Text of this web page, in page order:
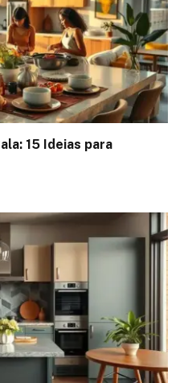
15 Ideias para